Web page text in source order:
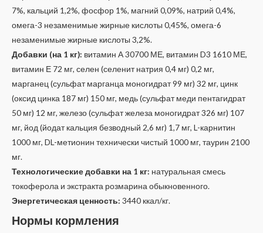
7%, кальций 1,2%, фосфор 1%, магний 0,09%, натрий 0,4%,
омега-3 незаменимые жирные кислоты 0,45%, омега-6
незаменимые жирные кислоты 3,2%.
Добавки (на 1 кг): витамин А 30700 МЕ, витамин D3 1610 МЕ,
витамин Е 72 мг, селен (селенит натрия 0,4 мг) 0,2 мг,
марганец (сульфат марганца моногидрат 99 мг) 32 мг, цинк
(оксид цинка 187 мг) 150 мг, медь (сульфат меди пентагидрат
50 мг) 12 мг, железо (сульфат железа моногидрат 326 мг) 107
мг, йод (йодат кальция безводный 2,6 мг) 1,7 мг, L-карнитин
1000 мг, DL-метионин технически чистый 1000 мг, таурин 2100
мг.
Технологические добавки на 1 кг: натуральная смесь
токоферола и экстракта розмарина обыкновенного.
Энергетическая ценность: 3440 ккал/кг.
Нормы кормления